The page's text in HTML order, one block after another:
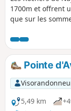
1700m et offrent
que sur les
que la plus
Pointe
5,49 km